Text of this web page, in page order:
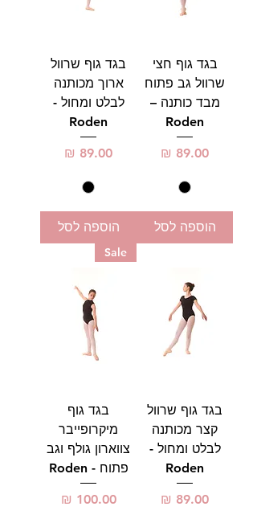
בגד גוף חצי
שרוול גב פתוח
מבד כותנה –
Roden
מחיר
הוספה לסל
בגד גוף שרוול
ארוך מכותנה
לבלט ומחול -
Roden
מחיר
הוספה לסל
בגד גוף שרוול
קצר מכותנה
לבלט ומחול -
Roden
מחיר
Sale
בגד גוף
מיקרופייבר
צווארון גולף וגב
פתוח - Roden
מחיר‏100.00 ‏₪